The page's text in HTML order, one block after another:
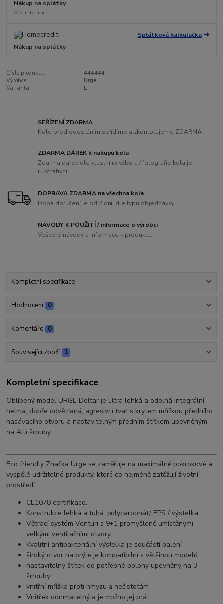
Nákup na splátky
Více informací
Splátková kalkulačka
Nákup na splátky
Číslo produktu:
444444
Výrobce:
Urge
Varianta:
L
SEŘÍZENÍ ZDARMA
Kolo před odesláním seřídíme a zkontolujeme ZDARMA
ZDARMA DÁREK k nákupu kola
Zdarma dárek dle vlastního výběru / fotografie kola je
ilustrativní
DOPRAVA ZDARMA na všechna kola
Doba doručení je od 2 dní, dle typu objednávky
NÁVODY K POUŽITÍ / informace o výrobci
Veškeré návody a informace k produktu.
Kompletní specifikace
Hodnocení 0
Komentáře 0
Související zboží 1
Kompletní specifikace
Oblíbený model URGE Deltar je ultra lehká a odolná integrální
helma, dobře odvětraná, agresivní tvar s krytem mřížkou předního
nasávacího otvoru a nastavitelným předním štítkem upevněným
na Alu šrouby.
Eco friendly Značka Urge se zaměřuje na maximálně pokrokové a
vyspělé udržitelné produkty, které co nejméně zatěžují životní
prostředí.
CE1078 certifikace.
Konstrukce lehká a tuhá: polycarbonát/ EPS / výstelka ,
Větrací systém Venturi s 9+1 promyšleně umístěnými
velkými ventilačními otvory
Kvalitní antibakteriální výstelka je součástí balení
široký otvor na brýle je kompatibilní s většinou modelů
nastavitelný štítek do potřebné polohy upevněný na 3
šrrouby
vnitřní mřížka proti hmyzu a nečistotám
Vnitřek odnímatelný a je možno jej prát.